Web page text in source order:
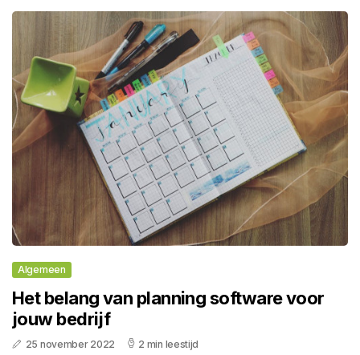
Algemeen
Het belang van planning software voor
jouw bedrijf
25 november 2022 2 min leestijd